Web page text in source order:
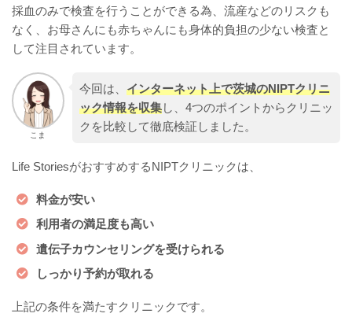
採血のみで検査を行うことができる為、流産などのリスクも
なく、お母さんにも赤ちゃんにも身体的負担の少ない検査と
して注目されています。
こま
今回は、 インターネット上で茨城のNIPTクリニ
ック情報を収集し、4つのポイントからクリニッ
クを比較して徹底検証しました。
Life StoriesがおすすめするNIPTクリニックは、
料金が安い
利用者の満足度も高い
遺伝子カウンセリングを受けられる
しっかり予約が取れる
上記の条件を満たすクリニックです。